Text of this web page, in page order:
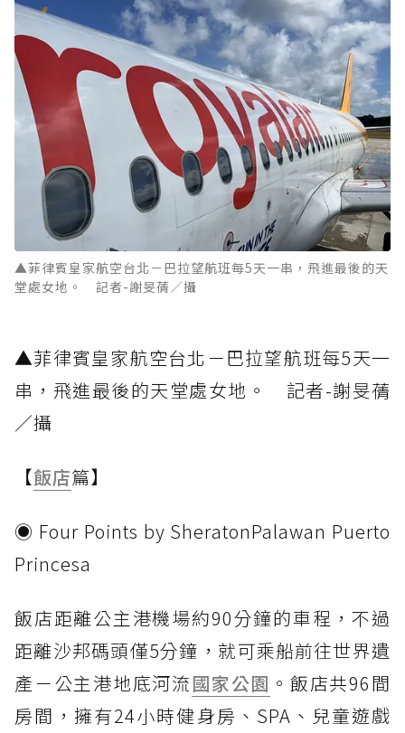
▲菲律賓皇家航空台北－巴拉望航班每5天一串，飛進最後的天
堂處女地。 記者-謝旻蒨／攝
▲菲律賓皇家航空台北－巴拉望航班每5天一
串，飛進最後的天堂處女地。 記者-謝旻蒨
／攝
【飯店篇】
◉ Four Points by SheratonPalawan Puerto
Princesa
飯店距離公主港機場約90分鐘的車程，不過
距離沙邦碼頭僅5分鐘，就可乘船前往世界遺
產－公主港地底河流國家公園 。飯店共96間
房間，擁有24小時健身房、SPA、兒童遊戲